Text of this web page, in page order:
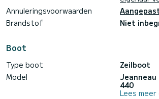
Annuleringsvoorwaarden
Brandstof
Niet
Boot
Type boot
Zeilboot
Model
Jeanneau
440
Lees